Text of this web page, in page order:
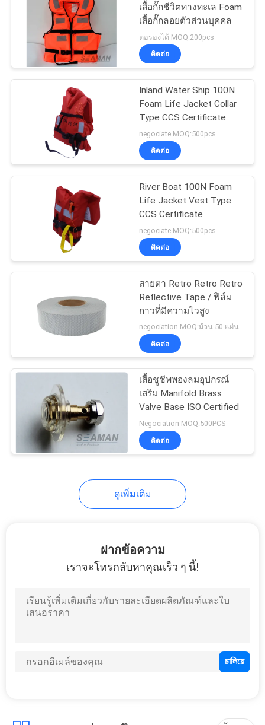
เสื้อกั๊กชีวิตทางทะเล Foam
เสื้อกั๊กลอยตัวส่วนบุคคล
ต่อรองได้ MOQ:200pcs
ติดต่อ
Inland Water Ship 100N
Foam Life Jacket Collar
Type CCS Certificate
negociate MOQ:500pcs
ติดต่อ
River Boat 100N Foam
Life Jacket Vest Type
CCS Certificate
negociate MOQ:500pcs
ติดต่อ
สายตา Retro Retro Retro
Reflective Tape / ฟิล์ม
กาวที่มีความไวสูง
negociation MOQ:ม้วน 50 แผ่น
ติดต่อ
เสื้อชูชีพพองลมอุปกรณ์
เสริม Manifold Brass
Valve Base ISO Certified
Negociation MOQ:500PCS
ติดต่อ
ดูเพิ่มเติม
ฝากข้อความ
เราจะโทรกลับหาคุณเร็ว ๆ นี้!